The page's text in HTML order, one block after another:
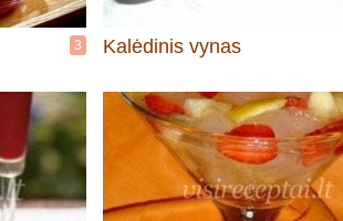
3 Kalėdinis vynas